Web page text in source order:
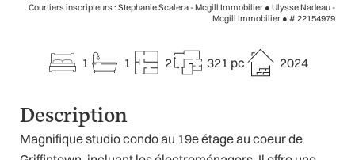
Courtiers inscripteurs : Stephanie Scalera - Mcgill Immobilier ● Ulysse Nadeau -
Mcgill Immobilier ● # 22154979
1 1 2 321 pc 2024
Description
Magnifique studio condo au 19e étage au coeur de